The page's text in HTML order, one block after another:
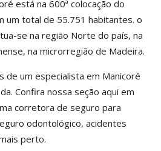
está na 600ª colocação do
um total de 55.751 habitantes. o
se na região Norte do país, na
na microrregião de Madeira.
de um especialista em Manicoré
Confira nossa seção aqui em
corretora de seguro para
odontológico, acidentes
perto.